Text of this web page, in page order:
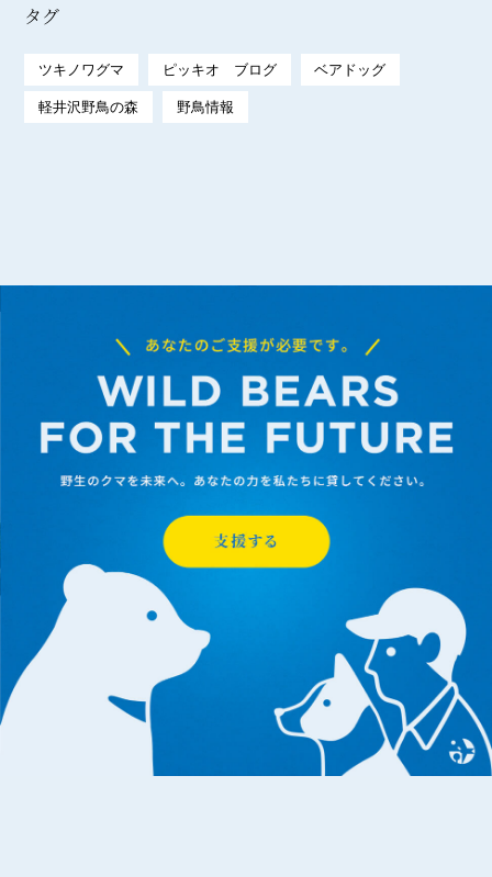
タグ
ツキノワグマ ピッキオ ブログ ベアドッグ
軽井沢野鳥の森 野鳥情報